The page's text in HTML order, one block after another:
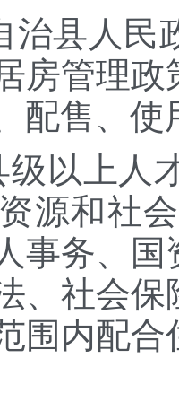
治县人民
房管理
配售、
以上人
源和社
事务、
、社会
围内配